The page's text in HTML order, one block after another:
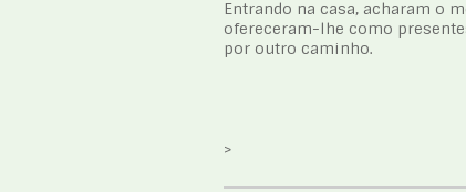
Entrando na casa, acharam o
ofereceram-lhe como
por outro caminho.
>